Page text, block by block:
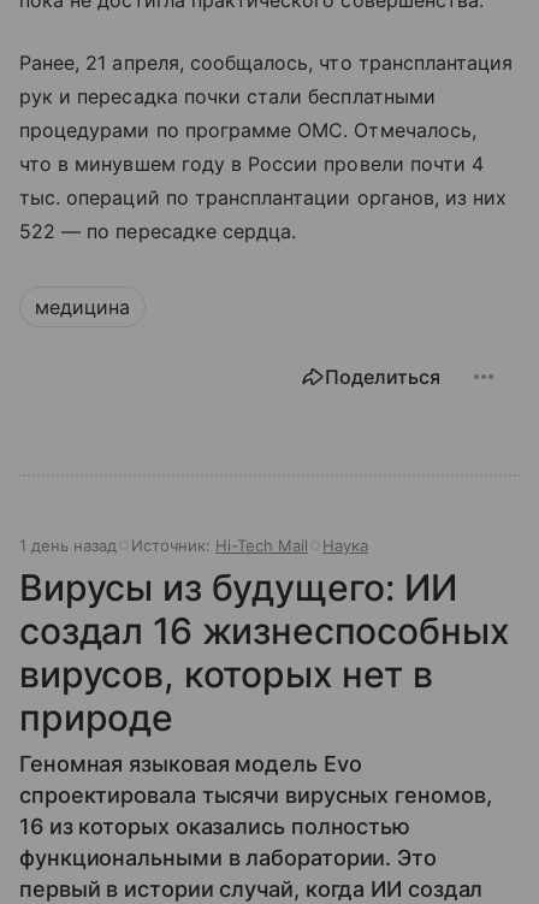
Ранее, 21 апреля, сообщалось, что трансплантация
рук и пересадка почки стали бесплатными
процедурами по программе ОМС. Отмечалось,
что в минувшем году в России провели почти 4
тыс. операций по трансплантации органов, из них
522 — по пересадке сердца.
медицина
Поделиться
1 день назад Источник: Hi-Tech Mail Наука
Вирусы из будущего: ИИ
создал 16 жизнеспособных
вирусов, которых нет в
природе
Геномная языковая модель Evo
спроектировала тысячи вирусных геномов,
16 из которых оказались полностью
функциональными в лаборатории. Это
первый в истории случай, когда ИИ создал